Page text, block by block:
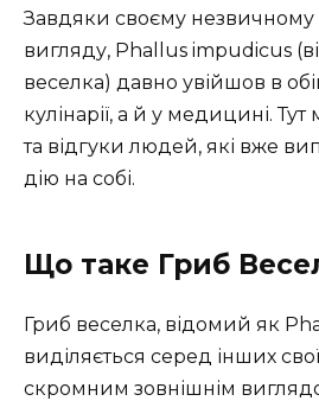
Завдяки своєму
вигляду, Phallus impudicus
веселка) давно увійшов в
кулінарії, а й у медицині.
та відгуки людей, які вже
дію на собі.
Що таке Гриб
Гриб веселка, відомий як
виділяється серед інших
скромним зовнішнім